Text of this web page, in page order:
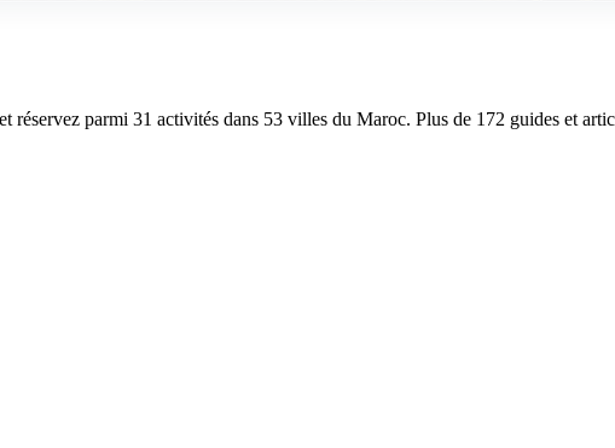
parmi 31 activités dans 53 villes du Maroc. Plus de 172 guides et